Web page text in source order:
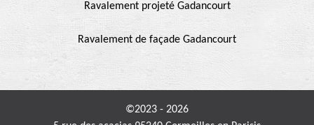
Ravalement projeté Gadancourt
Ravalement de façade Gadancourt
©2023 - 2026